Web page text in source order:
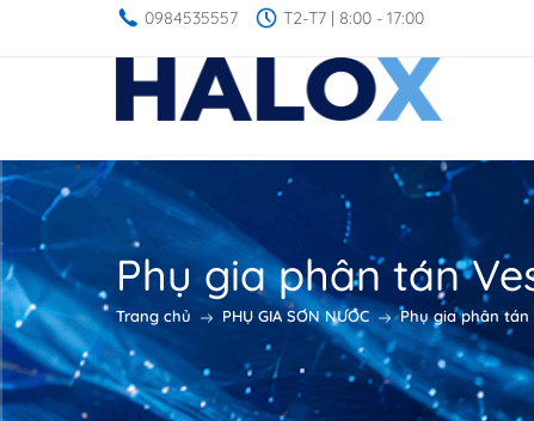
0984535557 T2-T7 | 8:00 - 17:00
Phụ gia phân tán
Trang chủ PHỤ GIA SƠN NƯỚC Phụ gia phân tán